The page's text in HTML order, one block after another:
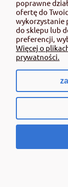
Środki ochrony
wyłącznie przez
wymagane od
ustawie (art. 28
Ustw 2020 poz.2097
złamaniem
poprawne
ofertę do
wykorzystanie
do sklepu lub
preferencji,
Więcej o
prywatności.